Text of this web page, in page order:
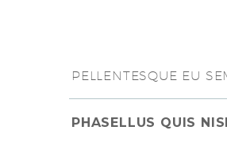
PELLENTESQUE EU
PHASELLUS QUIS